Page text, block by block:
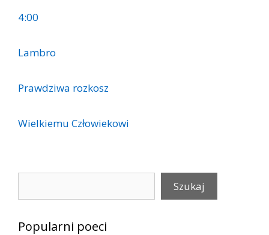
4:00
Lambro
Prawdziwa rozkosz
Wielkiemu Człowiekowi
Szukaj
Popularni poeci